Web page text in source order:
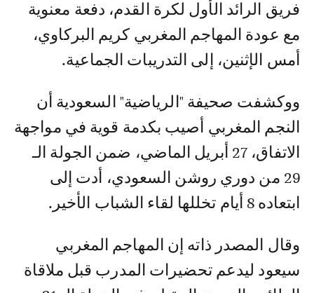
فريق الرائد الأول لكرة القدم، دفعة معنوية
مع عودة المهاجم المغربي كريم البركاوي،
أمس الإثنين، إلى التدريبات الجماعية.
ووكشفت صحيفة "الرياضية" السعودية أن
النجم المغربي أصيب بكدمة قوية في مواجهة
الاتفاق، 27 أبريل الماضي، ضمن الجولة الـ
29 من دوري روشن السعودي، أدت إلى
ابتعاده 8 أيام تخللها لقاء الشباب الأخير.
وقال المصدر ذاته إن المهاجم المغربي
سيعود ليدعم تحضيرات المدرب قبل ملاقاة